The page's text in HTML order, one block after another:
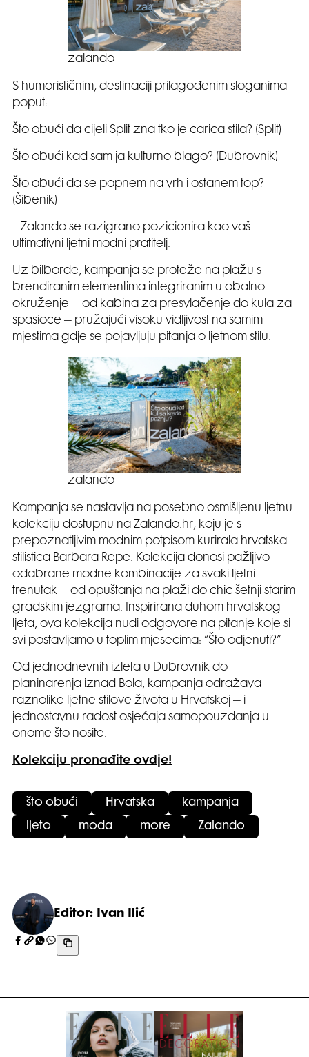
zalando
S humorističnim, destinaciji prilagođenim sloganima
poput:
Što obući da cijeli Split zna tko je carica stila? (Split)
Što obući kad sam ja kulturno blago? (Dubrovnik)
Što obući da se popnem na vrh i ostanem top?
(Šibenik)
…Zalando se razigrano pozicionira kao vaš
ultimativni ljetni modni pratitelj.
Uz bilborde, kampanja se proteže na plažu s
brendiranim elementima integriranim u obalno
okruženje – od kabina za presvlačenje do kula za
spasioce – pružajući visoku vidljivost na samim
mjestima gdje se pojavljuju pitanja o ljetnom stilu.
zalando
Kampanja se nastavlja na posebno osmišljenu ljetnu
kolekciju dostupnu na Zalando.hr, koju je s
prepoznatljivim modnim potpisom kurirala hrvatska
stilistica Barbara Repe. Kolekcija donosi pažljivo
odabrane modne kombinacije za svaki ljetni
trenutak – od opuštanja na plaži do chic šetnji starim
gradskim jezgrama. Inspirirana duhom hrvatskog
ljeta, ova kolekcija nudi odgovore na pitanje koje si
svi postavljamo u toplim mjesecima: “Što odjenuti?”
Od jednodnevnih izleta u Dubrovnik do
planinarenja iznad Bola, kampanja odražava
raznolike ljetne stilove života u Hrvatskoj – i
jednostavnu radost osjećaja samopouzdanja u
onome što nosite.
Kolekciju pronađite ovdje!
što obući Hrvatska kampanja
ljeto moda more Zalando
Editor: Ivan Ilić